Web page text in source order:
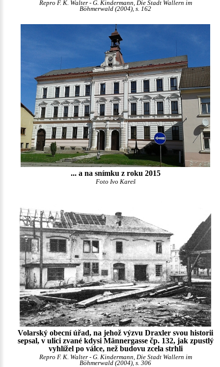
Repro F. K. Walter - G. Kindermann, Die Stadt Wallern im
Böhmerwald (2004), s. 162
... a na snímku z roku 2015
Foto Ivo Kareš
Volarský obecní úřad, na jehož výzvu Draxler svou historii
sepsal, v ulici zvané kdysi Männergasse čp. 132, jak zpustlý
vyhlížel po válce, než budovu zcela strhli
Repro F. K. Walter - G. Kindermann, Die Stadt Wallern im
Böhmerwald (2004), s. 306